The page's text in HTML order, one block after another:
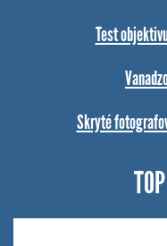
Test
Skryté